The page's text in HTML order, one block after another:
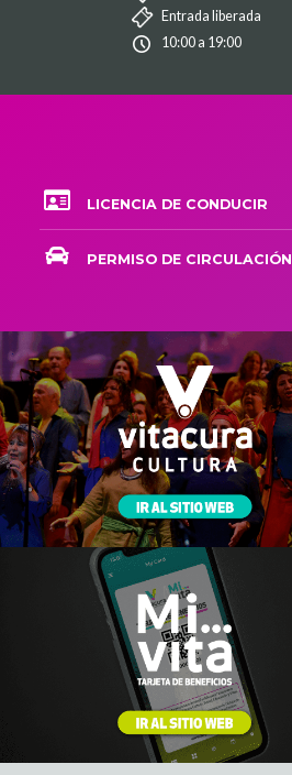
Entrada liberada
10:00 a 19:00
LICENCIA DE CONDUCIR
PERMISO DE CIRCULACIÓN